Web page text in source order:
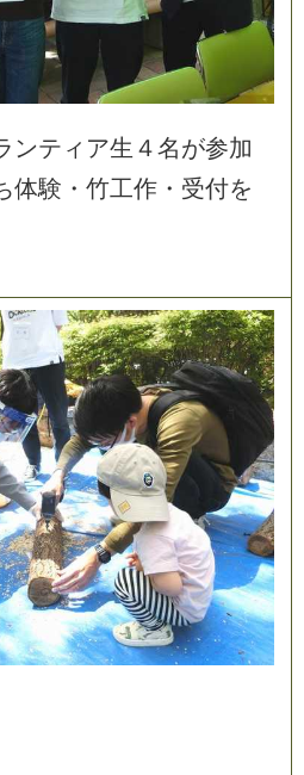
ンテ ィ ア生 ４名が参加
体験 ・ 竹工作 ・ 受付を